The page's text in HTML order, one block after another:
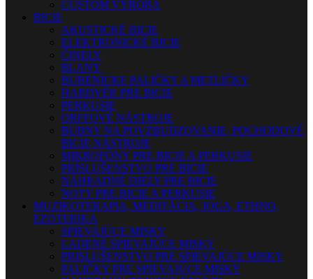
CUSTOM VÝROBA
BICIE
AKUSTICKÉ BICIE
ELEKTRONICKÉ BICIE
ČINELY
BLANY
BUBENÍCKE PALIČKY A METLIČKY
HARDVÉR PRE BICIE
PERKUSIE
ORFFOVÉ NÁSTROJE
BUBNY NA POVZBUDZOVANIE, POCHODOVÉ
BICIE NÁSTROJE
MIKROFÓNY PRE BICIE A PERKUSIE
PRÍSLUŠENSTVO PRE BICIE
NÁHRADNÉ DIELY PRE BICIE
NOTY PRE BICIE A PERKUSIE
MUZIKOTERAPIA, MEDITÁCIA, JOGA, ETHNO,
EZOTERIKA
SPIEVAJÚCE MISKY
LADENÉ SPIEVAJÚCE MISKY
PRISLUŠENSTVO PRE SPIEVAJÚCE MISKY
PALIČKY PRE SPIEVAJÚCE MISKY